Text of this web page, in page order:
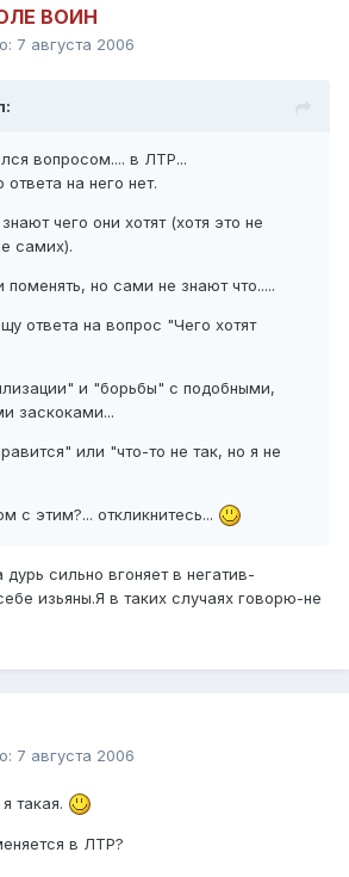
ВОИН
7 августа 2006
вопросом.... в ЛТР...
на него нет.
чего они хотят (хотя это не
самих).
поменять, но сами не знают что.....
ответа на вопрос "Чего хотят
и "борьбы" с подобными,
заскоками...
или "что-то не так, но я не
с этим?... откликнитесь...
сильно вгоняет в негатив-
изьяны.Я в таких случаях говорю-не
7 августа 2006
такая.
в ЛТР?